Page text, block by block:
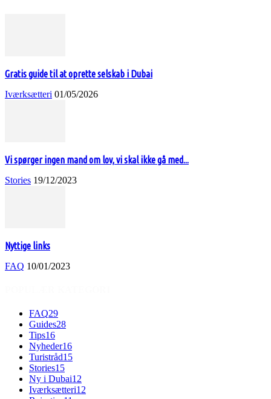
Gratis guide til at oprette selskab i Dubai
Iværksætteri 01/05/2026
Vi spørger ingen mand om lov, vi skal ikke gå med...
Stories 19/12/2023
Nyttige links
FAQ 10/01/2023
FAQ29
Guides28
Tips16
Nyheder16
Turistråd15
Stories15
Ny i Dubai12
Iværksætteri12